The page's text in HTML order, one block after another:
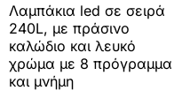
Λαμπάκια led σε σειρά
240L, με πράσινο
καλώδιο και λευκό
χρώμα με 8 πρόγραμμα
και μνήμη